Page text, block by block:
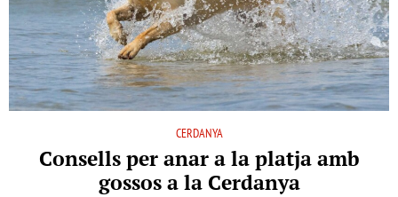
CERDANYA
Consells per anar a la platja amb
gossos a la Cerdanya